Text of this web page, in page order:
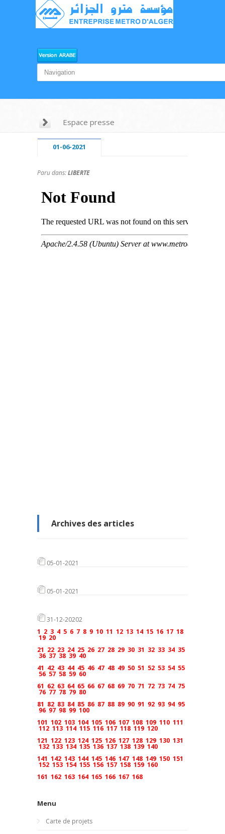
Espace presse
01-06-2021
Paru dans:LIBERTE
Archives des articles
05-01-2021
05-01-2021
31-12-20202
1 2 3 4 5 6 7 8 9 10 11 12 13 14 15 16 17 18
19 20
21 22 23 24 25 26 27 28 29 30 31 32 33 34 35
36 37 38 39 40
41 42 43 44 45 46 47 48 49 50 51 52 53 54 55
56 57 58 59 60
61 62 63 64 65 66 67 68 69 70 71 72 73 74 75
76 77 78 79 80
81 82 83 84 85 86 87 88 89 90 91 92 93 94 95
96 97 98 99 100
101 102 103 104 105 106 107 108 109 110 111
112 113 114 115 116 117 118 119 120
121 122 123 124 125 126 127 128 129 130 131
132 133 134 135 136 137 138 139 140
141 142 143 144 145 146 147 148 149 150 151
152 153 154 155 156 157 158 159 160
161 162 163 164 165 166 167 168
Menu
Carte de projets